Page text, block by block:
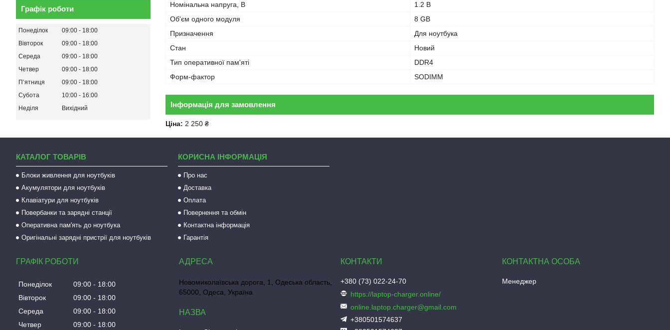
Номінальна напруга, В
1.2 В
Об'єм одного модуля
8 GB
Призначення
Для ноутбука
Стан
Новий
Тип оперативної пам'яті
DDR4
Форм-фактор
SODIMM
Інформація для замовлення
Ціна: 2 250 ₴
Графік роботи
Понеділок 09:00
18:00
Вівторок
09:00
18:00
Середа
09:00
18:00
Четвер
09:00
18:00
Пʼятниця
09:00
18:00
Субота
10:00
16:00
Неділя
Вихідний
КАТАЛОГ ТОВАРІВ
Блоки живлення для ноутбуків
Акумулятори для ноутбуків
Клавіатури для ноутбуків
Повербанки та зарядні станції
Оперативна пам'ять до ноутбука
Оригінальні зарядні пристрії для ноутбуків
КОРИСНА ІНФОРМАЦІЯ
Про нас
Доставка
Оплата
Повернення та обмін
Контактна інформація
Гарантія
ГРАФІК РОБОТИ
Понеділок 09:00
18:00
Вівторок
09:00
18:00
Середа
09:00
18:00
Четвер
09:00 18:00
Новомиколаївська дорога, 1, Одеська область,
65000, Одеса, Україна
+380 (73) 022-24-70
https://laptop-charger.online/
online.laptop.charger@gmail.com
+380501574637
Менеджер